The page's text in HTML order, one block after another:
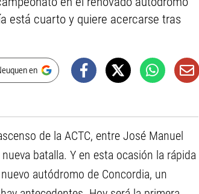
está cuarto y quiere acercarse tras
en
de la ACTC, entre José Manuel
batalla. Y en esta ocasión la rápida
autódromo de Concordia, un